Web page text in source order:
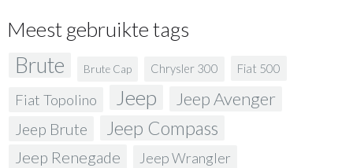
Meest gebruikte tags
Brute Brute Cap Chrysler 300 Fiat 500
Fiat Topolino Jeep Jeep Avenger
Jeep Brute Jeep Compass
Jeep Renegade Jeep Wrangler